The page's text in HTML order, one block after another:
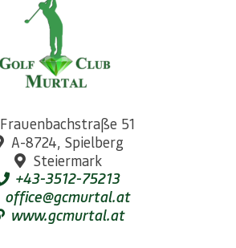
Frauenbachstraße 51
A-8724, Spielberg
Steiermark
+43-3512-75213
office@gcmurtal.at
www.gcmurtal.at